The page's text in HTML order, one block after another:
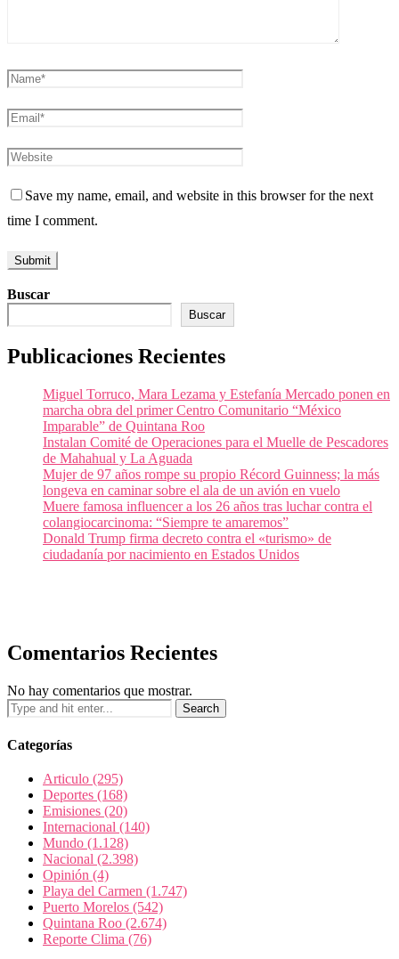
Save my name, email, and website in this browser for the next
time I comment.
Buscar
Buscar
Publicaciones Recientes
Miguel Torruco, Mara Lezama y Estefanía Mercado ponen en
marcha obra del primer Centro Comunitario “México
Imparable” de Quintana Roo
Instalan Comité de Operaciones para el Muelle de Pescadores
de Mahahual y La Aguada
Mujer de 97 años rompe su propio Récord Guinness; la más
longeva en caminar sobre el ala de un avión en vuelo
Muere famosa influencer a los 26 años tras luchar contra el
colangiocarcinoma: “Siempre te amaremos”
Donald Trump firma decreto contra el «turismo» de
ciudadanía por nacimiento en Estados Unidos
Comentarios Recientes
No hay comentarios que mostrar.
Categorías
Articulo (295)
Deportes (168)
Emisiones (20)
Internacional (140)
Mundo (1.128)
Nacional (2.398)
Opinión (4)
Playa del Carmen (1.747)
Puerto Morelos (542)
Quintana Roo (2.674)
Reporte Clima (76)